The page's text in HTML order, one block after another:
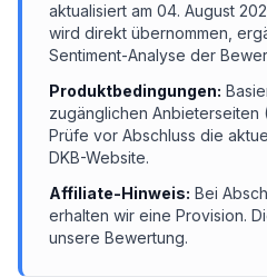
aktualisiert am 04. August
wird direkt übernommen,
Sentiment-Analyse der
Produktbedingungen:
zugänglichen Anbieterseiten
Prüfe vor Abschluss die
DKB-Website.
Affiliate-Hinweis: Bei
erhalten wir eine Provision.
unsere Bewertung.